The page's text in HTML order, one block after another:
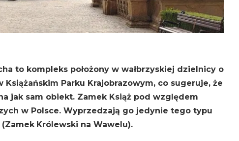
to kompleks położony w wałbrzyskiej dzielnicy o
Parku Krajobrazowym, co sugeruje, że
jak sam obiekt. Zamek Książ pod względem
w Polsce. Wyprzedzają go jedynie tego typu
(Zamek Królewski na Wawelu).